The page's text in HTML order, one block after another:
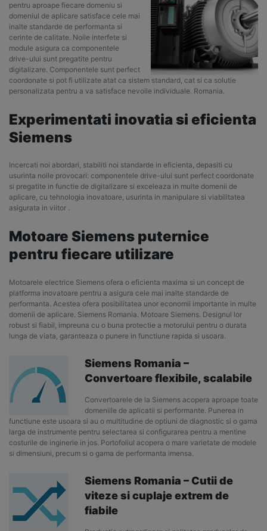
pentru aproape fiecare domeniu si
domeniul de aplicare satisface cele mai
inalte standarde de performanta si
cerinte de calitate. Noile interfete si
module asigura ca componentele
drive-ului sunt pregatite pentru
digitalizare. Componentele sunt perfect
coordonate si pot fi utilizate atat ca sistem standard, cat si ca solutie
personalizata pentru a va satisface nevoile individuale. Romania.
Experimentati inovatia si eficienta
Siemens
Incercati noi abordari, stabiliti noi standarde in eficienta, depasiti cu
usurinta noile provocari: componentele drive-ului sunt perfect coordonate
si pregatite in functie de digitalizare si exceleaza in multe domenii de
aplicare, cu tehnologia inovatoare, usurinta in manipulare si viabilitatea
asigurata in viitor .
Motoare Siemens puternice
pentru fiecare utilizare
Motoarele electrice Siemens ofera o eficienta maxima si un concept de
platforma inovatoare pentru a asigura cele mai inalte standarde de
performanta. Acestea ofera posibilitatea unor economii importante in multe
domenii de aplicare. Siemens Romania. Motoare Siemens. Designul lor
robust si fiabil, impreuna cu o buna protectie a motorului pentru o durata
lunga de viata, garanteaza o punere in functiune rapida si usoara.
Siemens Romania –
Convertoare flexibile, scalabile
Convertoarele de la Siemens acopera aproape toate
domeniile de aplicatii si performante. Punerea in
functiune este usoara si au o multitudine de optiuni de diagnostic si o gama
larga de instrumente pentru selectarea si configurarea pentru a mentine
costurile de inginerie in jos. Portofoliul acopera o mare varietate de modele
si dimensiuni, precum si o gama de performanta imensa.
Siemens Romania – Cutii de
viteze si cuplaje extrem de
fiabile